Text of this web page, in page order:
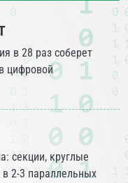
в 28 раз соберет
цифровой
секции, круглые
2-3 параллельных